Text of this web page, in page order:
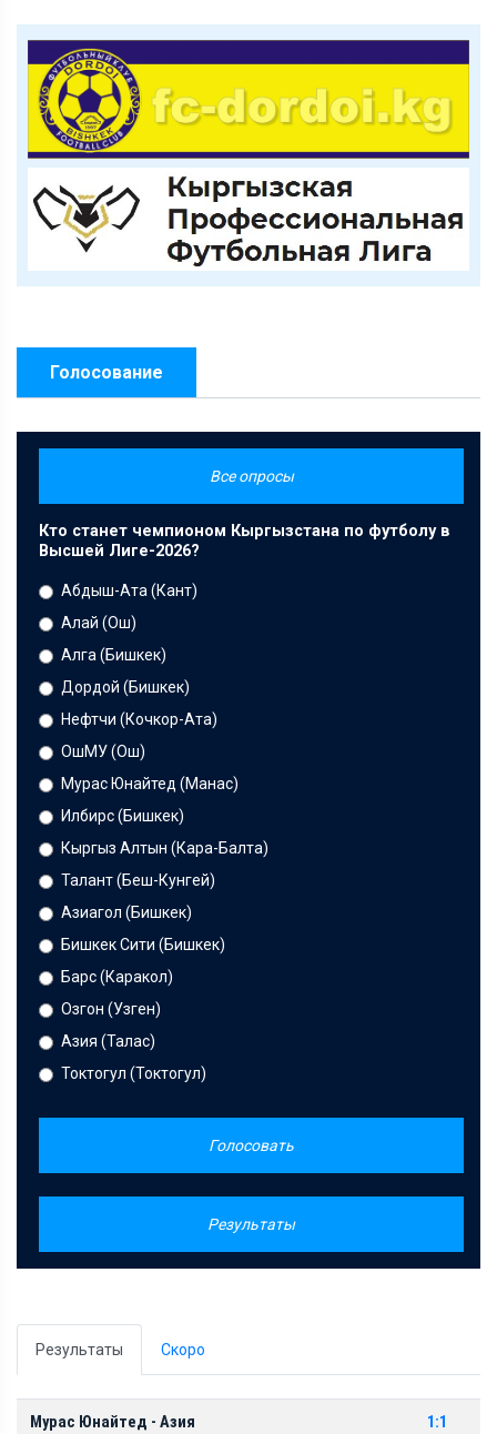
Голосование
Все опросы
Кто станет чемпионом Кыргызстана по футболу в
Высшей Лиге-2026?
Абдыш-Ата (Кант)
Алай (Ош)
Алга (Бишкек)
Дордой (Бишкек)
Нефтчи (Кочкор-Ата)
ОшМУ (Ош)
Мурас Юнайтед (Манас)
Илбирс (Бишкек)
Кыргыз Алтын (Кара-Балта)
Талант (Беш-Кунгей)
Азиагол (Бишкек)
Бишкек Сити (Бишкек)
Барс (Каракол)
Озгон (Узген)
Азия (Талас)
Токтогул (Токтогул)
Голосовать
Результаты
Результаты Скоро
Мурас Юнайтед - Азия 1:1